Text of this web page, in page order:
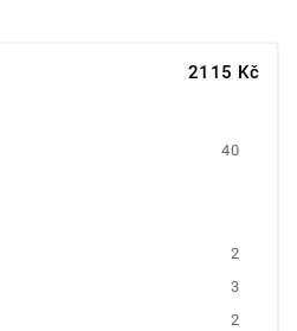
2115 Kč
40
2
3
2